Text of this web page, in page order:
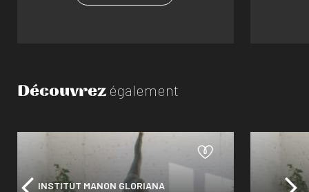
Découvrez également
INSTITUT MANON GLORIANA